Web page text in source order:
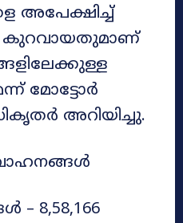
അപേക്ഷിച്ച്
കുറവായതുമാണ്
മോട്ടോർ
അറിയിച്ചു.
8,58,166